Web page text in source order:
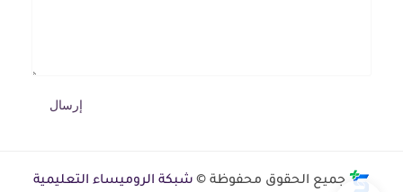
جميع الحقوق محفوظة © شبكة الروميساء التعليمية